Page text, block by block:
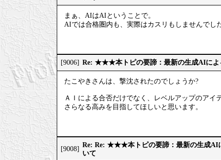
まぁ、AIはAIということで。
AIでは合格圏内も、実際はカスリもしませんでし
[9006] Re: ★★★本トピの要諦：最新の生成AIによ
たこやきさんは、撃沈されたのでしょうか?
ＡＩによる合否だけでなく、レベルアップのアイ
さらなる高みを目指してほしいと思います。
[9008]
Re: Re: ★★★本トピの要諦：最新の生成AI
いて